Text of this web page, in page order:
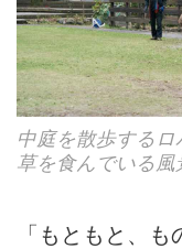
中庭を散歩する
草を食んでいる
「もともと、